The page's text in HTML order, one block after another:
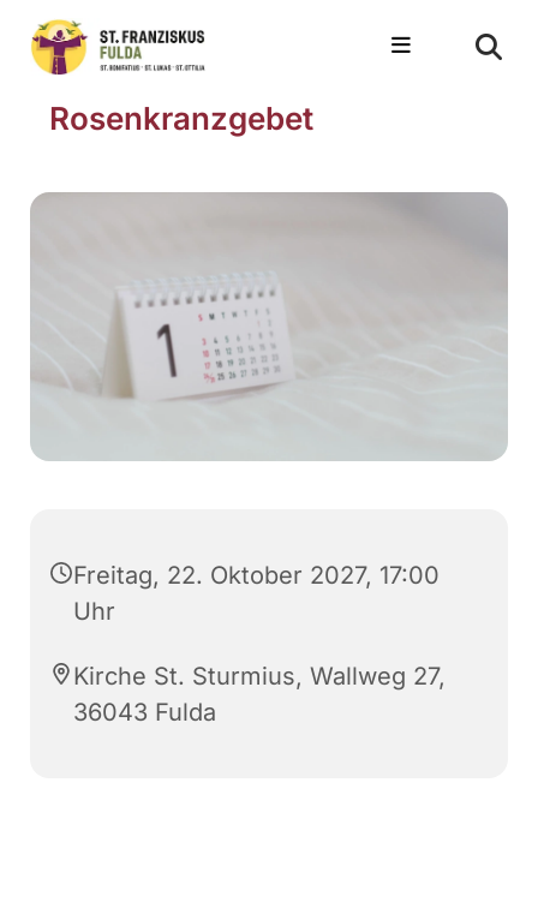
Rosenkranzgebet
Freitag, 22. Oktober 2027, 17:00
Uhr
Kirche St. Sturmius, Wallweg 27,
36043 Fulda